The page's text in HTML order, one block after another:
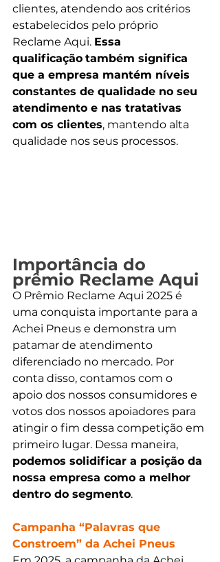
clientes, atendendo aos critérios
estabelecidos pelo próprio
Reclame Aqui. Essa
qualificação também significa
que a empresa mantém níveis
constantes de qualidade no seu
atendimento e nas tratativas
com os clientes, mantendo alta
qualidade nos seus processos.
Importância do
prêmio Reclame Aqui
O Prêmio Reclame Aqui 2025 é
uma conquista importante para a
Achei Pneus e demonstra um
patamar de atendimento
diferenciado no mercado. Por
conta disso, contamos com o
apoio dos nossos consumidores e
votos dos nossos apoiadores para
atingir o fim dessa competição em
primeiro lugar. Dessa maneira,
podemos solidificar a posição da
nossa empresa como a melhor
dentro do segmento.
Campanha “Palavras que
Constroem” da Achei Pneus